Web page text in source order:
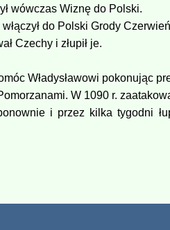
wówczas Wiznę do Polski.
do Polski Grody
Czechy i złupił je.
Władysławowi pokonując
W 1090 r.
i przez kilka tygodni